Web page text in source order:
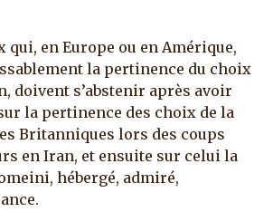
qui, en Europe ou en Amérique,
la pertinence du choix
doivent s’abstenir après avoir
la pertinence des choix de la
Britanniques lors des coups
en Iran, et ensuite sur celui la
hébergé, admiré,